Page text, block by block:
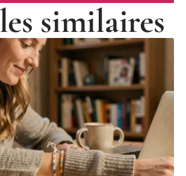
similaires